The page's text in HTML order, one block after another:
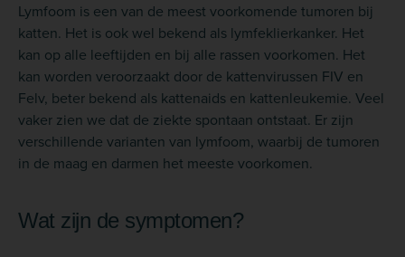
Lymfoom is een van de meest voorkomende tumoren bij
katten. Het is ook wel bekend als lymfeklierkanker. Het
kan op alle leeftijden en bij alle rassen voorkomen. Het
kan worden veroorzaakt door de kattenvirussen FIV en
Felv, beter bekend als kattenaids en kattenleukemie. Veel
vaker zien we dat de ziekte spontaan ontstaat. Er zijn
verschillende varianten van lymfoom, waarbij de tumoren
in de maag en darmen het meeste voorkomen.
Wat zijn de symptomen?